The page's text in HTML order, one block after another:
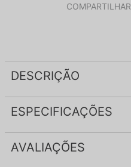
COMPARTILHAR
DESCRIÇÃO
ESPECIFICAÇÕES
AVALIAÇÕES